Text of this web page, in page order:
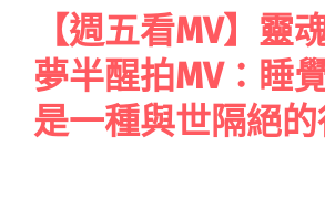
【週五看MV】靈
夢半醒拍MV：睡
是一種與世隔絕